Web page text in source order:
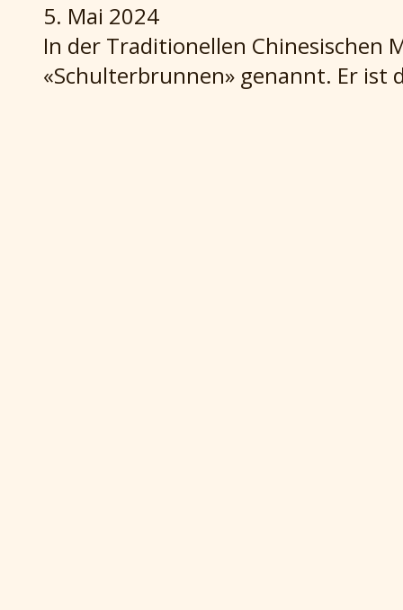
5. Mai 2024
In der Traditionellen Chinesischen
«Schulterbrunnen» genannt. Er ist